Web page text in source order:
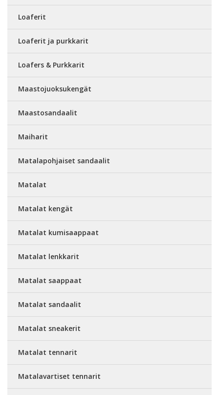
Loaferit
Loaferit ja purkkarit
Loafers & Purkkarit
Maastojuoksukengät
Maastosandaalit
Maiharit
Matalapohjaiset sandaalit
Matalat
Matalat kengät
Matalat kumisaappaat
Matalat lenkkarit
Matalat saappaat
Matalat sandaalit
Matalat sneakerit
Matalat tennarit
Matalavartiset tennarit